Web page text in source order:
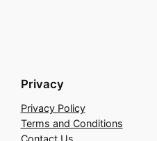
Privacy
Privacy Policy
Terms and Conditions